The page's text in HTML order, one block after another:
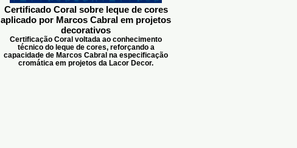
Certificado Coral sobre leque de cores
aplicado por Marcos Cabral em projetos
decorativos
Certificação Coral voltada ao conhecimento
técnico do leque de cores, reforçando a
capacidade de Marcos Cabral na especificação
cromática em projetos da Lacor Decor.